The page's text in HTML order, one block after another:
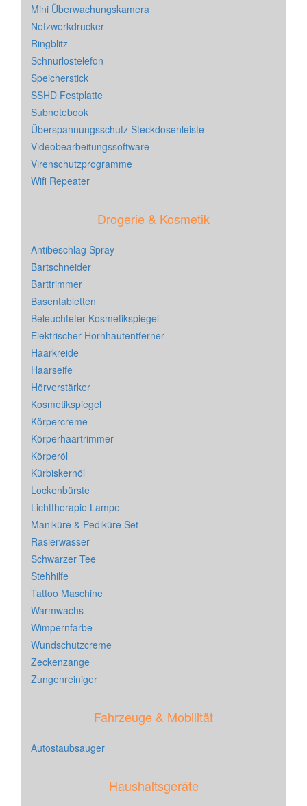
Mini Überwachungskamera
Netzwerkdrucker
Ringblitz
Schnurlostelefon
Speicherstick
SSHD Festplatte
Subnotebook
Überspannungsschutz Steckdosenleiste
Videobearbeitungssoftware
Virenschutzprogramme
Wifi Repeater
Drogerie & Kosmetik
Antibeschlag Spray
Bartschneider
Barttrimmer
Basentabletten
Beleuchteter Kosmetikspiegel
Elektrischer Hornhautentferner
Haarkreide
Haarseife
Hörverstärker
Kosmetikspiegel
Körpercreme
Körperhaartrimmer
Körperöl
Kürbiskernöl
Lockenbürste
Lichttherapie Lampe
Maniküre & Pediküre Set
Rasierwasser
Schwarzer Tee
Stehhilfe
Tattoo Maschine
Warmwachs
Wimpernfarbe
Wundschutzcreme
Zeckenzange
Zungenreiniger
Fahrzeuge & Mobilität
Autostaubsauger
Haushaltsgeräte